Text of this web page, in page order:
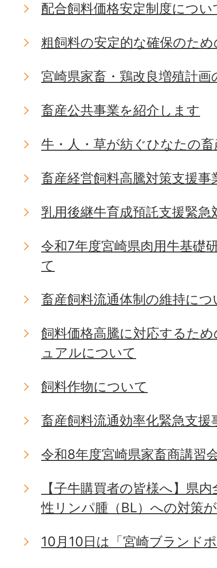
配合飼料価格安定制度につい
粗飼料の安定的な確保のた
宮崎県家畜・鶏改良増殖計
畜産公共事業を紹介します
牛・人・草が紡ぐひなたの
畜産経営飼料高騰対策支援事
乳用後継牛育成預託支援緊急
令和7年度宮崎県肉用牛基礎
て
畜産飼料流通体制の維持につ
飼料価格高騰に対応するた
ュアルについて
飼料作物について
畜産飼料流通効率化緊急支援
令和8年度宮崎県家畜商講習
【子牛購買者の皆様へ】県
性リンパ腫（BL）への対策
10月10日は「宮崎ブランド